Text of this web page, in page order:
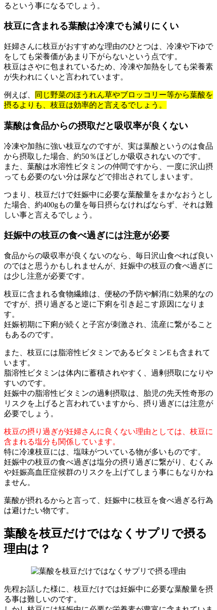
るという事になるでしょう。
枝豆に含まれる葉酸は冷凍でも減りにくい
妊婦さんに枝豆がおすすめな理由のひとつは、冷凍や下ゆで
をしても栄養価があまり下がらないという点です。
枝豆はさやに包まれているため、冷凍や加熱をしても栄養素
が失われにくいと言われています。
例えば、
同じ野菜のほうれん草やブロッコリー等から葉酸を
摂るよりも、枝豆は効率的と言えるでしょう。
葉酸は食品からの摂取だと吸収率が良くない
冷凍や加熱に強い枝豆なのですが、実は葉酸というのは食品
から摂取した場合、約50％ほどしか吸収されないのです。
また、葉酸は水溶性ビタミンの仲間ですから、一度に沢山摂
っても必要のない分は尿などで排出されてしまいます。
つまり、枝豆だけで妊娠中に必要な葉酸量をまかなおうとし
た場合、約400gもの量を毎日摂らなければならず、それは難
しい事と言えるでしょう。
妊娠中の枝豆の食べ過ぎには注意が必要
食品からの吸収率が良くないのなら、毎日沢山食べれば良い
のではと思うかもしれませんが、妊娠中の枝豆の食べ過ぎに
は少し注意が必要です。
枝豆に含まれる食物繊維は、便秘の予防や解消に効果的なの
ですが、摂り過ぎると逆に下痢を引き起こす原因になりま
す。
妊娠初期に下痢が続くと子宮が刺激され、流産に繋がること
もあるのです。
また、枝豆には脂溶性ビタミンであるビタミンEも含まれて
います。
脂溶性ビタミンは体内に蓄積されやすく、過剰摂取になりや
すいのです。
妊娠中の脂溶性ビタミンの過剰摂取は、胎児の先天性奇形の
リスクを上げると言われていますから、摂り過ぎには注意が
必要でしょう。
枝豆の摂り過ぎが妊婦さんに良くない理由としては、枝豆に
含まれる塩分も関係しています。
特に冷凍枝豆には、塩味がついている物が多いものです。
妊娠中の枝豆の食べ過ぎは塩分の摂り過ぎに繋がり、むくみ
や妊娠高血圧症候群のリスクを上げてしまう事にもなりかね
ません。
葉酸が摂れるからと言って、妊娠中に枝豆を食べ過ぎる行為
は避けたい物です。
葉酸を枝豆だけではなくサプリで摂る
理由は？
先程お話した様に、枝豆だけでは妊娠中に必要な葉酸量を摂
る事は難しいのです。